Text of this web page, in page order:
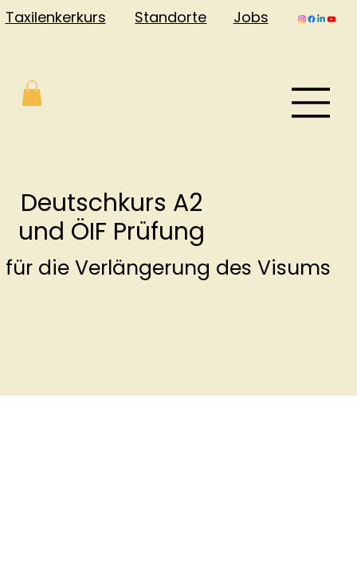
Taxilenkerkurs Standorte Jobs
Deutschkurs A2
und ÖIF Prüfung
für die Verlängerung des Visums